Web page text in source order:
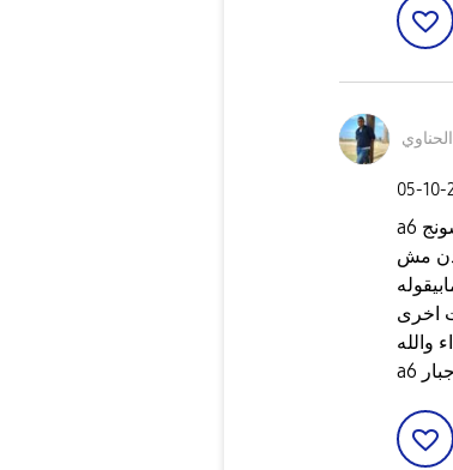
الحناوي
‎05-10-
a6 بلاس فون ممتاز جدا جدا ياجماعة من الاجهزة اللي سامسونج
مش
اخرى